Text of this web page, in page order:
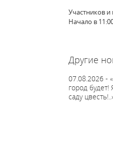
Участников
Начало в
Другие
07.08.2026 -
город будет!
саду